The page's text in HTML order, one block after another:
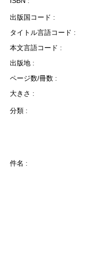
出版国コード
タイトル言語コード
本文言語コード
出版地
ページ数/冊数
大きさ
分類
件名